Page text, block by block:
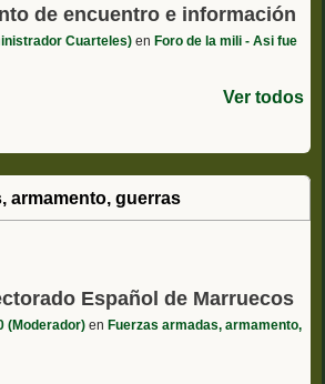
de encuentro e información
Cuarteles) en Foro de la mili - Asi fue
Ver todos
armamento, guerras
Español de Marruecos
(Moderador) en Fuerzas armadas, armamento,